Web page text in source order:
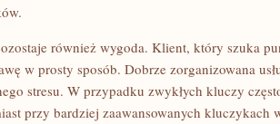
również wygoda. Klient, który szuka
w prosty sposób. Dobrze zorganizowana
stresu. W przypadku zwykłych kluczy
przy bardziej zaawansowanych kluczykach